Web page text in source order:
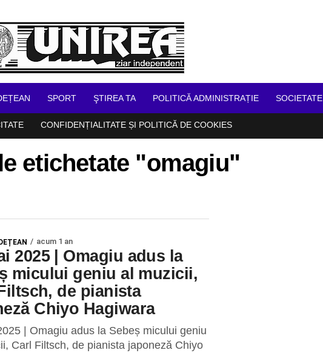
SPORT ŞTIREA TA POLITICĂ ADMINISTRAȚIE SOCIETATE
CONFIDENȚIALITATE ȘI POLITICĂ DE COOKIES
etichetate "omagiu"
acum 1 an
2025 | Omagiu adus la
micului geniu al muzicii,
de pianista
Chiyo Hagiwara
| Omagiu adus la Sebeș micului geniu
Carl Filtsch, de pianista japoneză Chiyo